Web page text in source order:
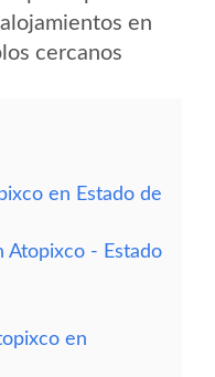
en
cercanos
en Estado de
Atopixco - Estado
en